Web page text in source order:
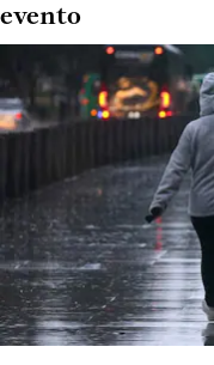
evento